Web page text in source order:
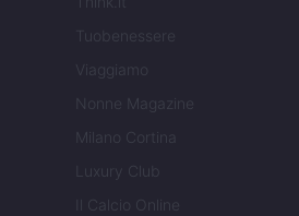
Tuobenessere
Viaggiamo
Nonne Magazine
Milano Cortina
Luxury Club
Il Calcio Online